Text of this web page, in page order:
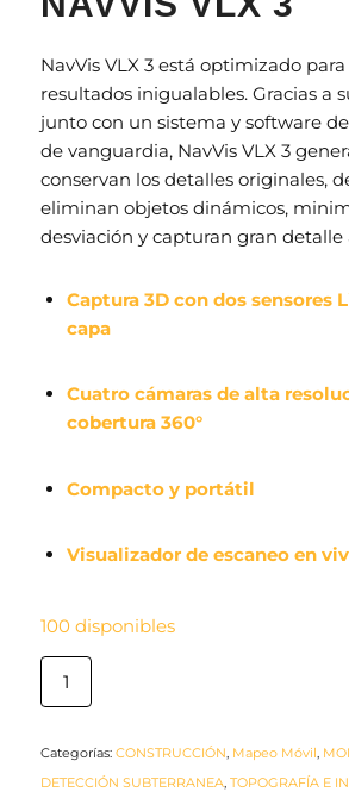
NavVis VLX 3 está optimizado
resultados inigualables. Gracias a
junto con un sistema y software
de vanguardia, NavVis VLX 3
conservan los detalles originales,
eliminan objetos dinámicos,
desviación y capturan gran detalle
Captura 3D con dos sensores
capa
Cuatro cámaras de alta
cobertura 360°
Compacto y portátil
Visualizador de escaneo en
100 disponibles
Categorías: CONSTRUCCIÓN Mapeo Móvil
DETECCIÓN SUBTERRANEA, TOPOGRAFÍA E